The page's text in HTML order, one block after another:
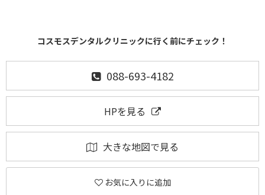
コスモスデンタルクリニックに行く前にチェック！
088-693-4182
HPを見る
大きな地図で見る
お気に入りに追加